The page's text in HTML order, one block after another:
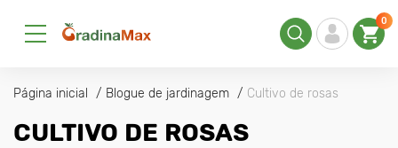
0
Página inicial Blogue de jardinagem Cultivo de rosas
CULTIVO DE ROSAS